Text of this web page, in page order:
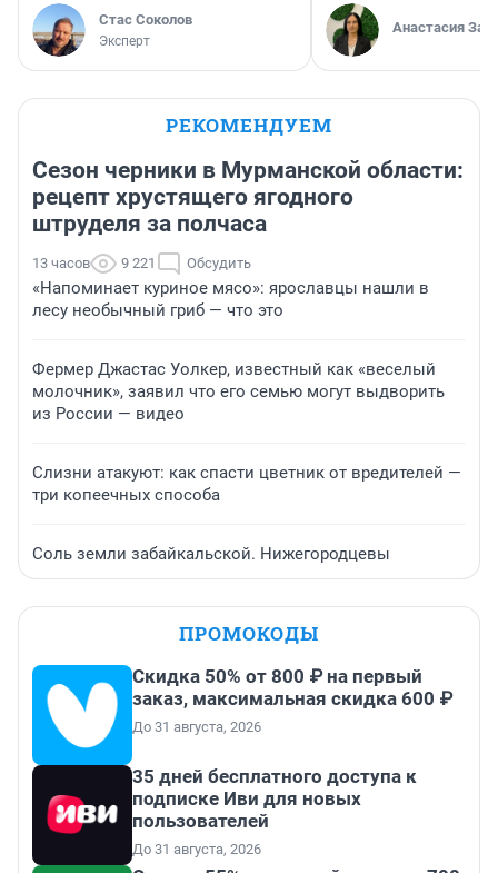
Стас Соколов
Эксперт
Анастасия
РЕКОМЕНДУЕМ
Сезон черники в Мурманской области:
рецепт хрустящего ягодного
штруделя за полчаса
13 часов 9 221 Обсудить
«Напоминает куриное мясо»: ярославцы нашли в
лесу необычный гриб — что это
Фермер Джастас Уолкер, известный как «веселый
молочник», заявил что его семью могут выдворить
из России — видео
Слизни атакуют: как спасти цветник от вредителей —
три копеечных способа
Соль земли забайкальской. Нижегородцевы
ПРОМОКОДЫ
Скидка 50% от 800 ₽ на первый
заказ, максимальная скидка 600 ₽
До 31 августа, 2026
35 дней бесплатного доступа к
подписке Иви для новых
пользователей
До 31 августа, 2026